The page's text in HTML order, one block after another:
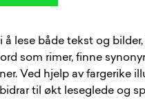
å lese både tekst og
som rimer, finne
Ved hjelp av fargerike
til økt leseglede og